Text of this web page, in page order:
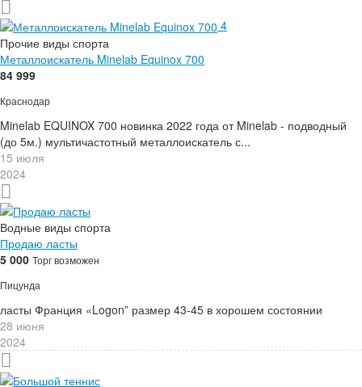
4
Прочие виды спорта
Металлоискатель Minelab Equinox 700
84 999
Краснодар
Minelab EQUINOX 700 новинка 2022 года от Minelab - подводный
(до 5м.) мультичастотный металлоискатель с...
15 июля
2024
Водные виды спорта
Продаю ласты
5 000 Торг возможен
Пицунда
ласты Франция «Logon” размер 43-45 в хорошем состоянии
28 июня
2024